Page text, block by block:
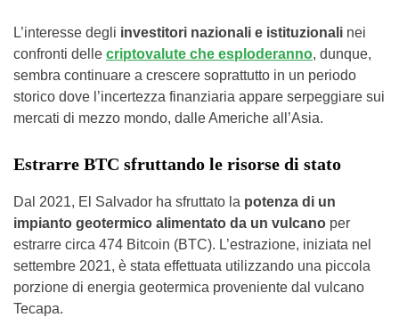
L’interesse degli investitori nazionali e istituzionali nei
confronti delle criptovalute che esploderanno, dunque,
sembra continuare a crescere soprattutto in un periodo
storico dove l’incertezza finanziaria appare serpeggiare sui
mercati di mezzo mondo, dalle Americhe all’Asia.
Estrarre BTC sfruttando le risorse di stato
Dal 2021, El Salvador ha sfruttato la potenza di un
impianto geotermico alimentato da un vulcano per
estrarre circa 474 Bitcoin (BTC). L’estrazione, iniziata nel
settembre 2021, è stata effettuata utilizzando una piccola
porzione di energia geotermica proveniente dal vulcano
Tecapa.